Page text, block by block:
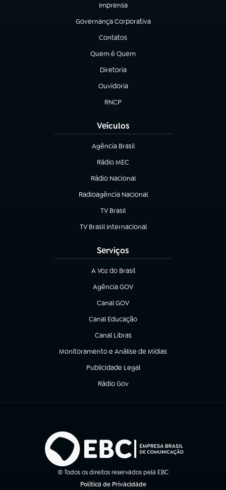
Imprensa
(abre em nova aba)
Governança Corporativa
(abre em nova aba)
Contatos
(abre em nova aba)
Quem é Quem
(abre em nova aba)
Diretoria
(abre em nova aba)
Ouvidoria
(abre em nova aba)
RNCP
(abre em nova aba)
Veículos
Agência Brasil
(abre em nova aba)
Rádio MEC
(abre em nova aba)
Rádio Nacional
Radioagência Nacional
(abre em nova aba)
TV Brasil
(abre em nova aba)
TV Brasil Internacional
(abre em nova aba)
Serviços
A Voz do Brasil
(abre em nova aba)
Agência GOV
(abre em nova aba)
Canal GOV
(abre em nova aba)
Canal Educação
(abre em nova aba)
Canal Libras
(abre em nova aba)
Monitoramento e Análise de Mídias
(abre em nova aba)
Publicidade Legal
(abre em nova aba)
Rádio Gov
(abre em nova aba)
© Todos os direitos reservados pela EBC
Política de Privacidade